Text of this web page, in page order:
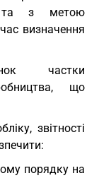
та з метою
визначення
частки
що
звітності
порядку на